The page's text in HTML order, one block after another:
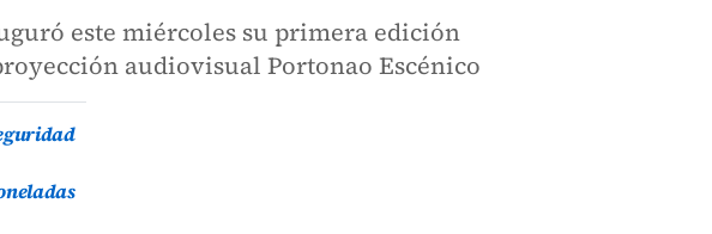
este miércoles su primera edición
audiovisual Portonao Escénico